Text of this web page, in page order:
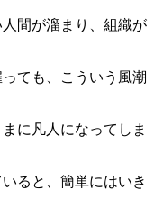
間が溜まり、組織が
ても、こういう風潮
に凡人になってしま
ると、簡単にはいき